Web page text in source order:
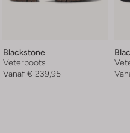
Blackstone
Veterboots
Vanaf € 239,95